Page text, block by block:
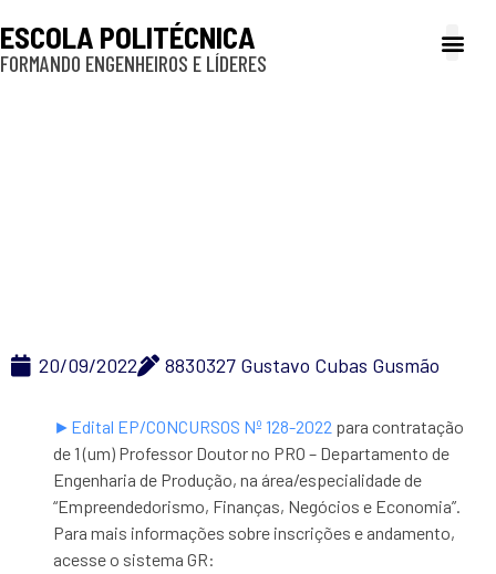
ESCOLA POLITÉCNICA
FORMANDO ENGENHEIROS E LÍDERES
20/09/2022 8830327 Gustavo Cubas Gusmão
►Edital EP/CONCURSOS Nº 128-2022 para contratação
de 1 (um) Professor Doutor no PRO – Departamento de
Engenharia de Produção, na área/especialidade de
“Empreendedorismo, Finanças, Negócios e Economia”.
Para mais informações sobre inscrições e andamento,
acesse o sistema GR: